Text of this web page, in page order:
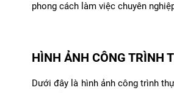
phong cách làm việc chuyên
HÌNH ẢNH CÔNG TRÌNH
Dưới đây là hình ảnh công trình